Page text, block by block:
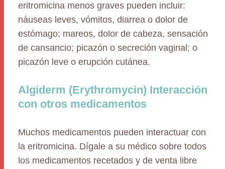
eritromicina menos graves pueden incluir:
náuseas leves, vómitos, diarrea o dolor de
estómago; mareos, dolor de cabeza, sensación
de cansancio; picazón o secreción vaginal; o
picazón leve o erupción cutánea.
Algiderm (Erythromycin) Interacción
con otros medicamentos
Muchos medicamentos pueden interactuar con
la eritromicina. Dígale a su médico sobre todos
los medicamentos recetados y de venta libre